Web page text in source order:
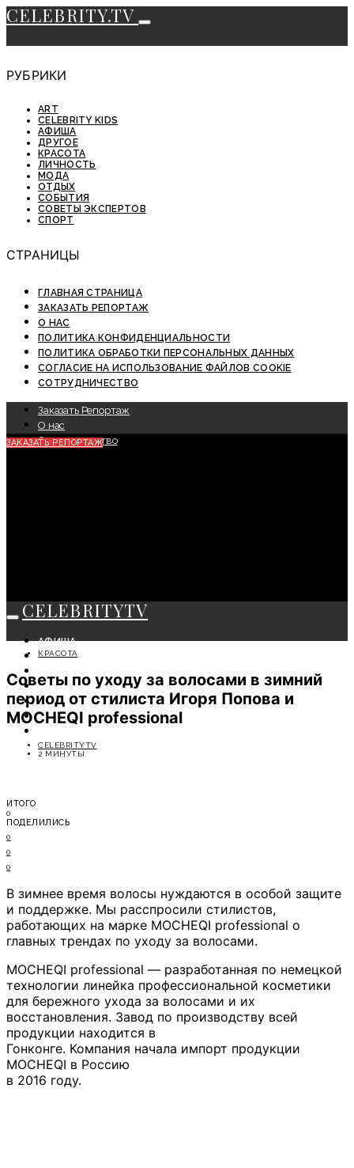
CELEBRITY.TV
РУБРИКИ
ART
CELEBRITY KIDS
АФИША
ДРУГОЕ
КРАСОТА
ЛИЧНОСТЬ
МОДА
ОТДЫХ
СОБЫТИЯ
СОВЕТЫ ЭКСПЕРТОВ
СПОРТ
СТРАНИЦЫ
ГЛАВНАЯ СТРАНИЦА
ЗАКАЗАТЬ РЕПОРТАЖ
О НАС
ПОЛИТИКА КОНФИДЕНЦИАЛЬНОСТИ
ПОЛИТИКА ОБРАБОТКИ ПЕРСОНАЛЬНЫХ ДАННЫХ
СОГЛАСИЕ НА ИСПОЛЬЗОВАНИЕ ФАЙЛОВ COOKIE
СОТРУДНИЧЕСТВО
Заказать Репортаж
О нас
Сотрудничество
ЗАКАЗАТЬ РЕПОРТАЖ
CELEBRITYTV
АФИША
СОБЫТИЯ
МОДА
ЛИЧНОСТЬ
ОТДЫХ
КРАСОТА
Советы по уходу за волосами в зимний
период от стилиста Игоря Попова и
MOCHEQI professional
CELEBRITYTV
2 МИНУТЫ
ИТОГО
0
ПОДЕЛИЛИСЬ
0
0
0
В зимнее время волосы нуждаются в особой защите
и поддержке. Мы расспросили стилистов,
работающих на марке MOCHEQI professional о
главных трендах по уходу за волосами.
MOCHEQI professional — разработанная по немецкой
технологии линейка профессиональной косметики
для бережного ухода за волосами и их
восстановления. Завод по производству всей
продукции находится в
Гонконге. Компания начала импорт продукции
MOCHEQI в Россию
в 2016 году.